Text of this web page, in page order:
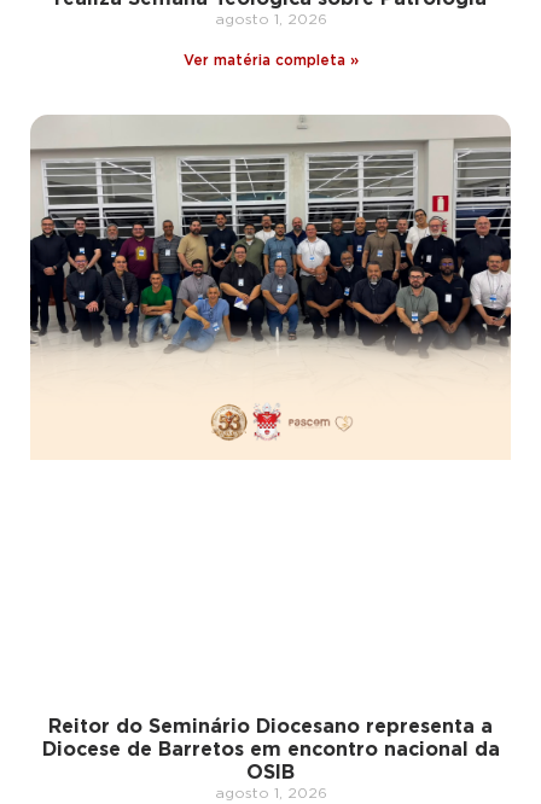
agosto 1, 2026
Ver matéria completa »
Reitor do Seminário Diocesano representa a
Diocese de Barretos em encontro nacional da
OSIB
agosto 1, 2026